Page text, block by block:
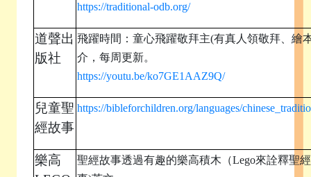
https://traditional-odb.org/
道聲出
版社
飛躍時間：童心飛躍敬拜主(有真人領敬拜、繪
介，每周更新。
https://youtu.be/ko7GE1AAZ9Q/
兒童聖
經故事
https://bibleforchildren.org/languages/
樂高
聖經故事透過有趣的樂高積木（Lego來詮釋聖